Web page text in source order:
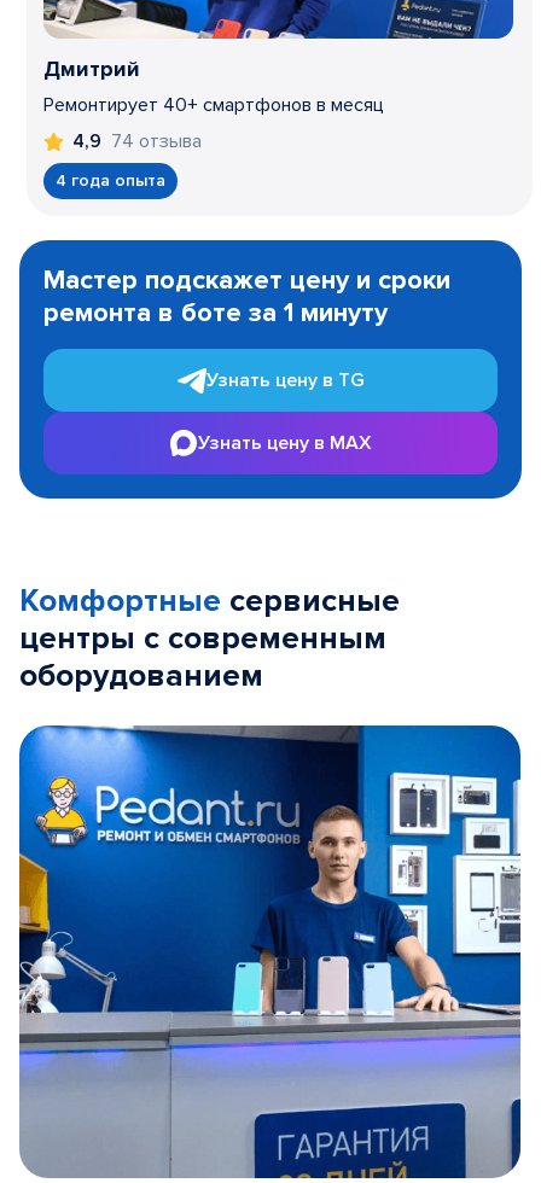
Дмитрий
Ремонтирует 40+ смартфонов в месяц
4,9 74 отзыва
4 года опыта
1
Мастер подскажет цену и сроки
ремонта в боте за 1 минуту
Узнать цену в TG
Узнать цену в MAX
Комфортные сервисные
центры с современным
оборудованием